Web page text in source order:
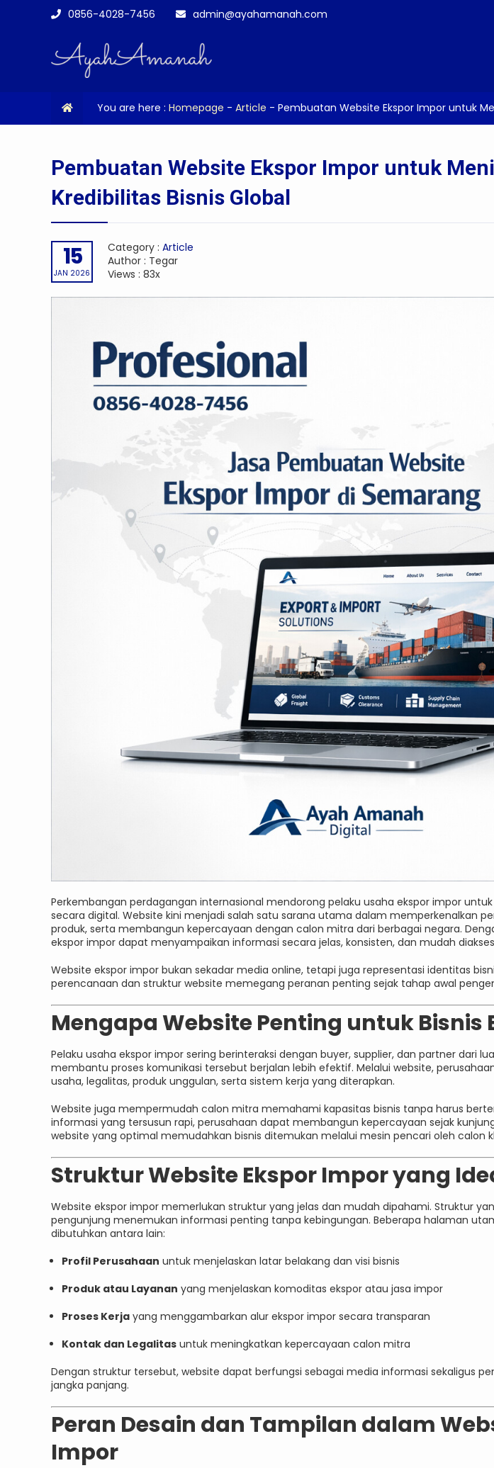
0856-4028-7456 admin@ayahamanah.com
You are here : Homepage - Article - Pembuatan Website Ekspor Impor untuk
Pembuatan Website Ekspor Impor untuk
Kredibilitas Bisnis Global
15
JAN 2026
Category : Article
Author : Tegar
Views : 83x
Perkembangan perdagangan internasional mendorong pelaku usaha ekspor impor
secara digital. Website kini menjadi salah satu sarana utama dalam memperkenalkan
produk, serta membangun kepercayaan dengan calon mitra dari berbagai negara.
ekspor impor dapat menyampaikan informasi secara jelas, konsisten, dan mudah
Website ekspor impor bukan sekadar media online, tetapi juga representasi identitas
perencanaan dan struktur website memegang peranan penting sejak tahap awal
Mengapa Website Penting untuk Bisnis
Pelaku usaha ekspor impor sering berinteraksi dengan buyer, supplier, dan partner dari
membantu proses komunikasi tersebut berjalan lebih efektif. Melalui website,
usaha, legalitas, produk unggulan, serta sistem kerja yang diterapkan.
Website juga mempermudah calon mitra memahami kapasitas bisnis tanpa harus
informasi yang tersusun rapi, perusahaan dapat membangun kepercayaan sejak
website yang optimal memudahkan bisnis ditemukan melalui mesin pencari oleh calon
Struktur Website Ekspor Impor yang
Website ekspor impor memerlukan struktur yang jelas dan mudah dipahami. Struktur
pengunjung menemukan informasi penting tanpa kebingungan. Beberapa halaman
dibutuhkan antara lain:
Profil Perusahaan untuk menjelaskan latar belakang dan visi bisnis
Produk atau Layanan yang menjelaskan komoditas ekspor atau jasa impor
Proses Kerja yang menggambarkan alur ekspor impor secara transparan
Kontak dan Legalitas untuk meningkatkan kepercayaan calon mitra
Dengan struktur tersebut, website dapat berfungsi sebagai media informasi sekaligus
jangka panjang.
Peran Desain dan Tampilan dalam
Impor